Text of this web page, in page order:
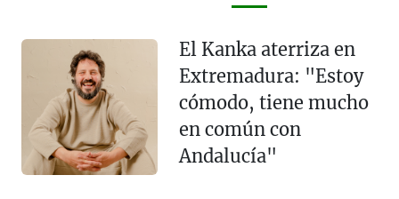
El Kanka aterriza en
Extremadura: "Estoy
cómodo, tiene mucho
en común con
Andalucía"